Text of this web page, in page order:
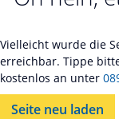
Vielleicht wurde die
erreichbar. Tippe
kostenlos an unter
Seite neu laden